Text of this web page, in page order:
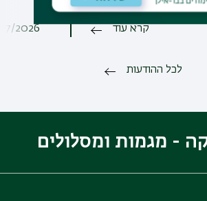
קרא עוד 2026
לכל ההודעות
- מגמות ומסלולים